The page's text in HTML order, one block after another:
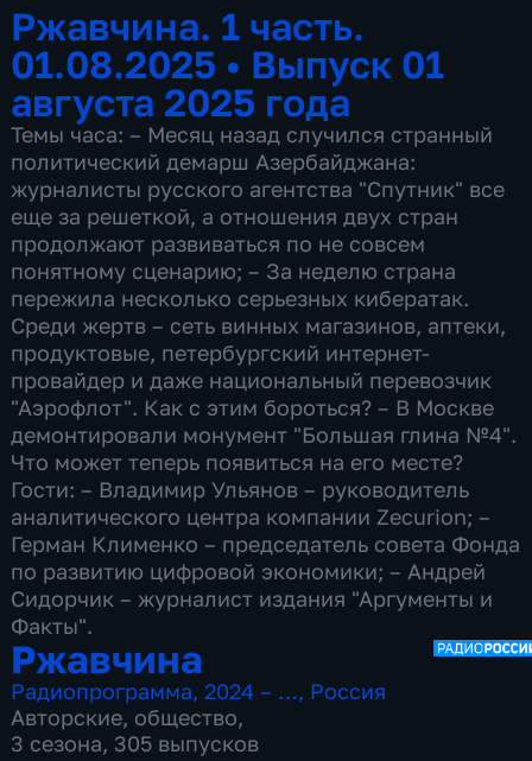
Ржавчина. 1 часть.
01.08.2025 • Выпуск 01
августа 2025 года
Темы часа: – Месяц назад случился странный
политический демарш Азербайджана:
журналисты русского агентства "Спутник" все
еще за решеткой, а отношения двух стран
продолжают развиваться по не совсем
понятному сценарию; – За неделю страна
пережила несколько серьезных кибератак.
Среди жертв – сеть винных магазинов, аптеки,
продуктовые, петербургский интернет-
провайдер и даже национальный перевозчик
"Аэрофлот". Как с этим бороться? – В Москве
демонтировали монумент "Большая глина №4".
Что может теперь появиться на его месте?
Гости: – Владимир Ульянов – руководитель
аналитического центра компании Zecurion; –
Герман Клименко – председатель совета Фонда
по развитию цифровой экономики; – Андрей
Сидорчик – журналист издания "Аргументы и
Факты".
Ржавчина
Радиопрограмма,2024 – …, Россия
Авторские, общество,
3 сезона, 305 выпусков